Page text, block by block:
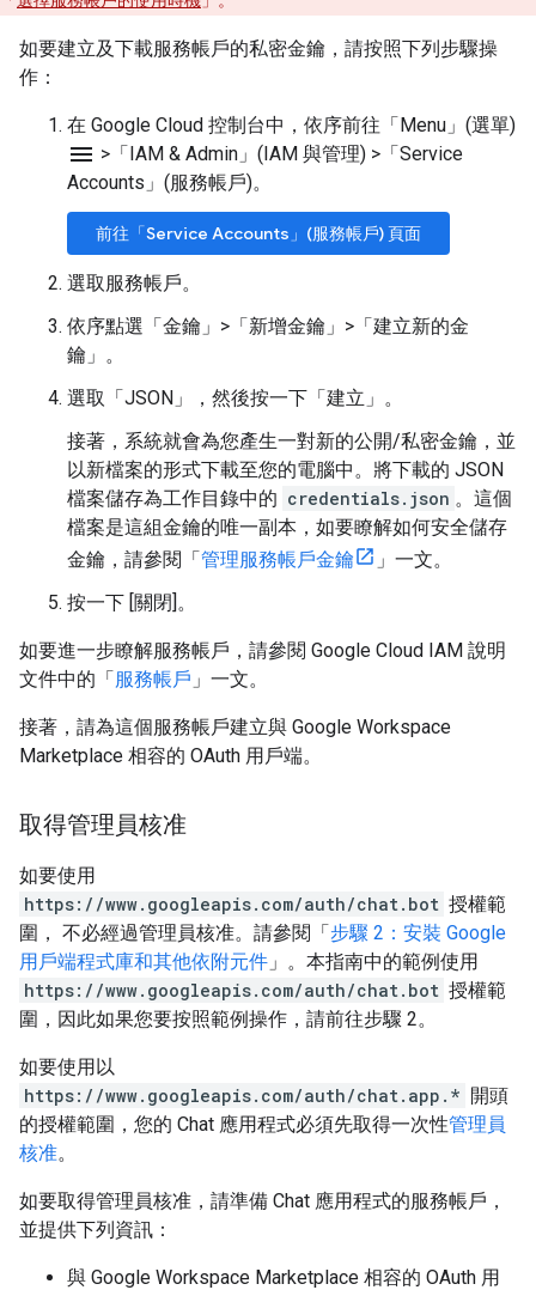
如要建立及下載服務帳戶的私密金鑰，請按照下列步驟操
作：
在 Google Cloud 控制台中，依序前往「Menu」(選單)
menu > 「IAM & Admin」(IAM 與管理) > 「Service
Accounts」(服務帳戶)。
前往「Service Accounts」(服務帳戶) 頁面
選取服務帳戶。
依序點選「金鑰」 > 「新增金鑰」 > 「建立新的金
鑰」 。
選取「JSON」
，然後按一下「建立」 。
接著，系統就會為您產生一對新的公開/私密金鑰，並
以新檔案的形式下載至您的電腦中。將下載的 JSON
檔案儲存為工作目錄中的 credentials.json 。這個
檔案是這組金鑰的唯一副本，如要瞭解如何安全儲存
金鑰，請參閱「管理服務帳戶金鑰
」一文。
按一下 [關閉]。
如要進一步瞭解服務帳戶，請參閱 Google Cloud IAM 說明
文件中的「服務帳戶 」一文。
接著，請為這個服務帳戶建立與 Google Workspace
Marketplace 相容的 OAuth 用戶端。
取得管理員核准
如要使用
https://www.googleapis.com/auth/chat.bot 授權範
圍， 不必經過管理員核准。請參閱「步驟 2：安裝 Google
用戶端程式庫和其他依附元件 」。本指南中的範例使用
https://www.googleapis.com/auth/chat.bot 授權範
圍，因此如果您要按照範例操作，請前往步驟 2。
如要使用以
https://www.googleapis.com/auth/chat.app.* 開頭
的授權範圍，您的 Chat 應用程式必須先取得一次性管理員
核准。
如要取得管理員核准，請準備 Chat 應用程式的服務帳戶，
並提供下列資訊：
與 Google Workspace Marketplace 相容的 OAuth 用